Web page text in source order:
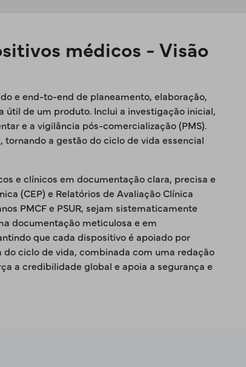
médicos - Visão
e end-to-end de planeamento, elaboração,
útil de um produto. Inclui a investigação inicial,
e a vigilância pós-comercialização (PMS).
a gestão do ciclo de vida essencial
e clínicos em documentação clara, precisa e
(CEP) e Relatórios de Avaliação Clínica
PMCF e PSUR, sejam sistematicamente
documentação meticulosa e em
que cada dispositivo é apoiado por
ciclo de vida, combinada com uma redação
a credibilidade global e apoia a segurança e